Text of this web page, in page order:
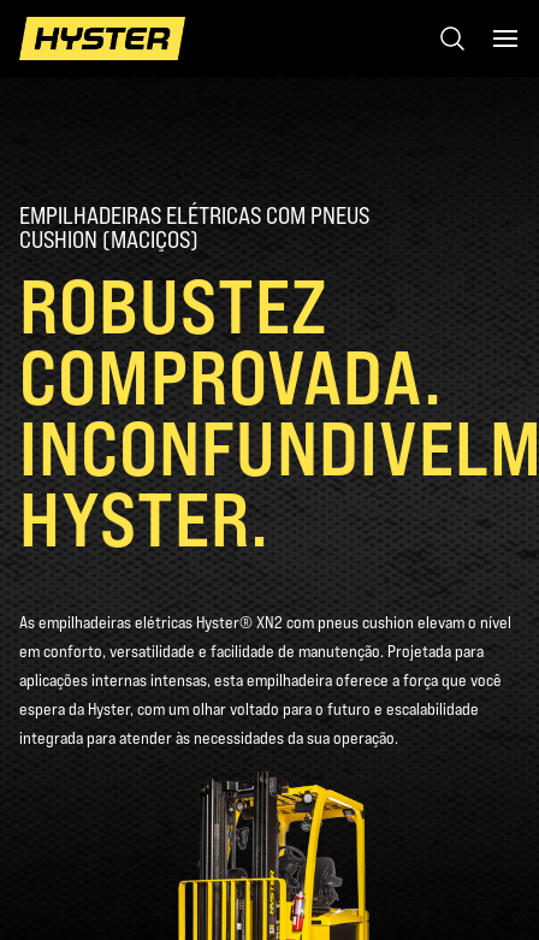
EMPILHADEIRAS ELÉTRICAS COM PNEUS
CUSHION (MACIÇOS)
ROBUSTEZ
COMPROVADA.
HYSTER.
As empilhadeiras elétricas Hyster® XN2 com pneus cushion elevam o nível
em conforto, versatilidade e facilidade de manutenção. Projetada para
aplicações internas intensas, esta empilhadeira oferece a força que você
espera da Hyster, com um olhar voltado para o futuro e escalabilidade
integrada para atender às necessidades da sua operação.